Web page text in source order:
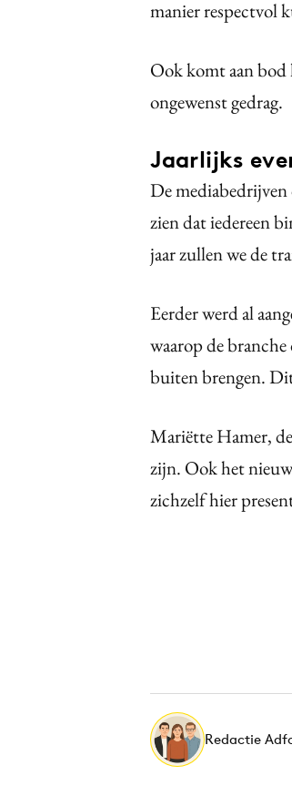
manier respectvol
Ook komt aan bod
ongewenst gedrag.
Jaarlijks
De
zien dat iedereen
jaar zullen we de
Eerder werd al
waarop de
buiten brengen.
Mariëtte Hamer,
zijn. Ook het
zichzelf hier
Redactie